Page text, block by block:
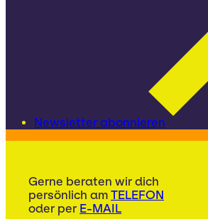
Newsletter abonnieren
Gerne beraten wir dich
persönlich am TELEFON
oder per E-MAIL